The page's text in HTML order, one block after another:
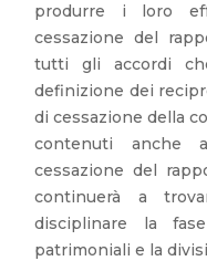
produrre i loro
cessazione del
tutti gli accordi
definizione dei
di cessazione della
contenuti anche
cessazione del
continuerà a
disciplinare la
patrimoniali e la